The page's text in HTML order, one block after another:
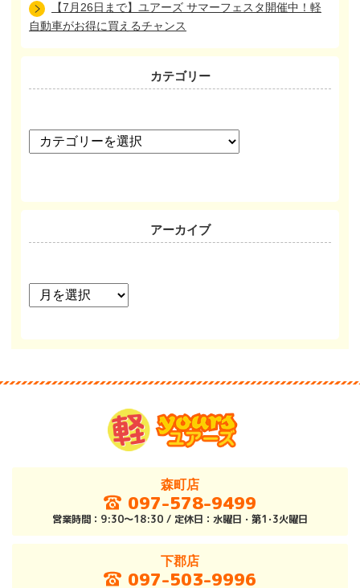
【7月26日まで】ユアーズ サマーフェスタ開催中！軽
自動車がお得に買えるチャンス
カテゴリー
テ
アーカイブ
ー
ブ
森町店
097-578-9499
営業時間：9:30～18:30 / 定休日：水曜日・第1･3火曜日
下郡店
097-503-9996